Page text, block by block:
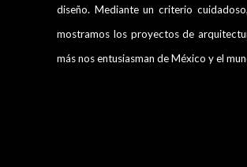
diseño. Mediante un criterio
mostramos los proyectos de
más nos entusiasman de México y el